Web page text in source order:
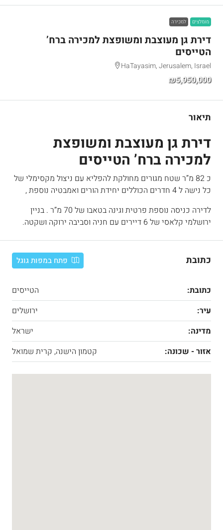
מומלצים למכירה
דירת גן מעוצבת ומשופצת למכירה ברח’
הטייסים
HaTayasim, Jerusalem, Israel
₪5,950,000
תיאור
דירת גן מעוצבת ומשופצת
למכירה ברח’ הטייסים
כ 82 מ”ר שטח מגורים מחולקת להפליא עם ניצול מקסימלי של
כל נישה ל 4 חדרים הכוללים יחידת הורים ואמבטיה נוספת ,
לדירה כניסה נוספת פרטית וגינה בטאבו של 70 מ”ר . בניין
ירושלמי קלאסי של 6 דיירים עם חניה וסביבה ירוקה ושקטה.
כתובת פתח במפות גוגל
כתובת:
הטייסים
עיר:
ירושלים
מדינה:
ישראל
אזור - שכונה:
קטמון הישנה, קרית שמואל